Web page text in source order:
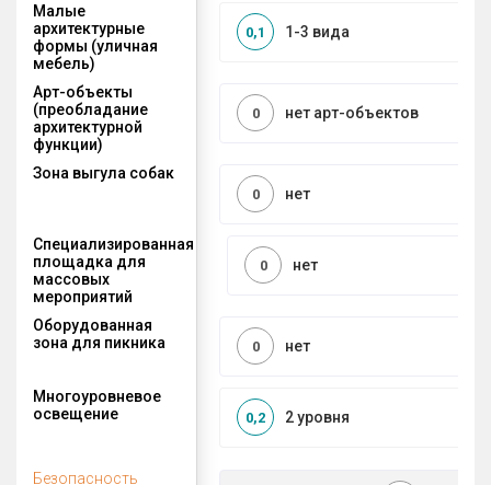
Малые
архитектурные
формы (уличная
мебель)
1-3 вида
0,1
Арт-объекты
(преобладание
архитектурной
функции)
нет арт-объектов
0
Зона выгула собак
нет
0
Специализированная
площадка для
массовых
мероприятий
нет
0
Оборудованная
зона для пикника
нет
0
Многоуровневое
освещение
2 уровня
0,2
Безопасность